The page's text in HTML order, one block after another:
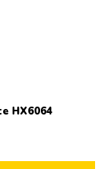
HX6064